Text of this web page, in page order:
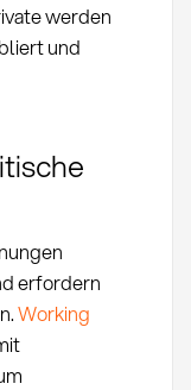
werden
und
erfordern
Working